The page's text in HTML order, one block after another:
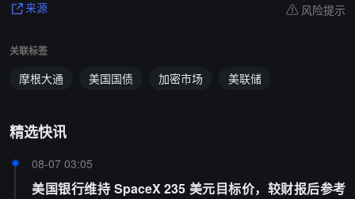
来源 风险提示
关联标签
摩根大通 美国国债 加密市场 美联储
精选快讯
08-07 03:05
美国银行维持 SpaceX 235 美元目标价，较财报后参考